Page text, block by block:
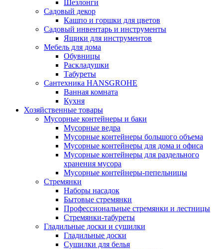
Шезлонги
Садовый декор
Кашпо и горшки для цветов
Садовый инвентарь и инструменты
Ящики для инструментов
Мебель для дома
Обувницы
Раскладушки
Табуреты
Сантехника HANSGROHE
Ванная комната
Кухня
Хозяйственные товары
Мусорные контейнеры и баки
Мусорные ведра
Мусорные контейнеры большого объема
Мусорные контейнеры для дома и офиса
Мусорные контейнеры для раздельного
хранения мусора
Мусорные контейнеры-пепельницы
Стремянки
Наборы насадок
Бытовые стремянки
Профессиональные стремянки и лестницы
Стремянки-табуреты
Гладильные доски и сушилки
Гладильные доски
Сушилки для белья